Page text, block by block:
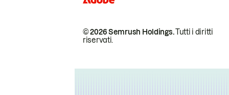
© 2026 Semrush Holdings.Tutti i diritti
riservati.